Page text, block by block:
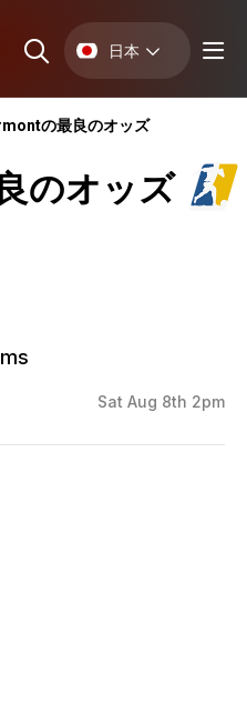
日本
の最良のオッズ
のオッズ
Sat Aug 8th 2pm